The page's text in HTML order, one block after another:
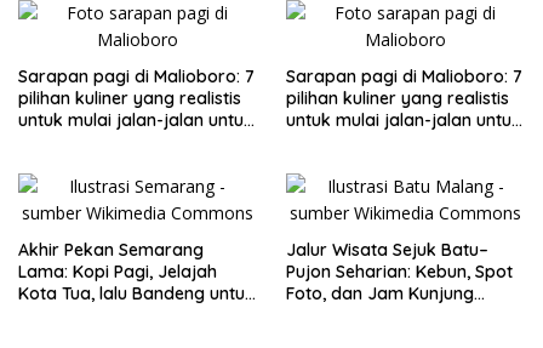
Sarapan pagi di Malioboro: 7
pilihan kuliner yang realistis
untuk mulai jalan-jalan untuk
Sarapan pagi di Malioboro: 7
pilihan kuliner yang realistis
untuk mulai jalan-jalan untuk
Akhir Pekan Semarang
Lama: Kopi Pagi, Jelajah
Kota Tua, lalu Bandeng untuk
Jalur Wisata Sejuk Batu–
Pujon Seharian: Kebun, Spot
Foto, dan Jam Kunjung